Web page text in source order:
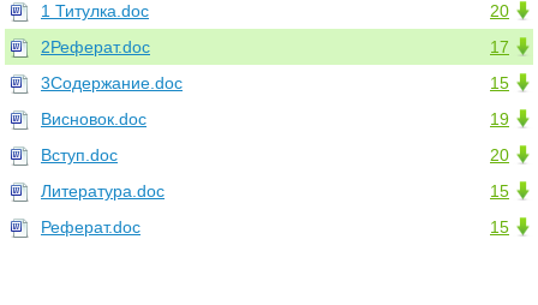
20
1 Титулка.doc
17
2Реферат.doc
15
3Содержание.doc
19
Висновок.doc
20
Вступ.doc
15
Литература.doc
15
Реферат.doc